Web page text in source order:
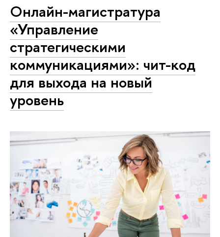
Онлайн-магистратура
«Управление
стратегическими
коммуникациями»: чит-код
для выхода на новый
уровень